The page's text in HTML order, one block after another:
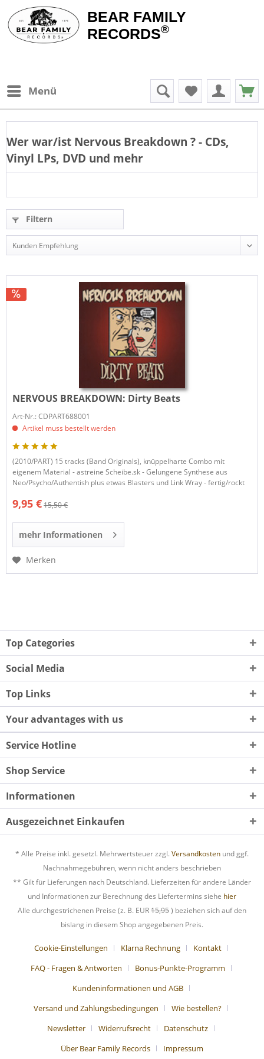
BEAR FAMILY
RECORDS®
Menü
Wer war/ist Nervous Breakdown ? - CDs,
Vinyl LPs, DVD und mehr
Filtern
NERVOUS BREAKDOWN: Dirty Beats
Art-Nr.: CDPART688001
Artikel muss bestellt werden
(2010/PART) 15 tracks (Band Originals), knüppelharte Combo mit
eigenem Material - astreine Scheibe.sk - Gelungene Synthese aus
Neo/Psycho/Authentish plus etwas Blasters und Link Wray - fertig/rockt
9,95 €15,50 €
mehr Informationen
Merken
Top Categories
Social Media
Top Links
Your advantages with us
Service Hotline
Shop Service
Informationen
Ausgezeichnet Einkaufen
* Alle Preise inkl. gesetzl. Mehrwertsteuer zzgl. Versandkosten und ggf.
Nachnahmegebühren, wenn nicht anders beschrieben
** Gilt für Lieferungen nach Deutschland. Lieferzeiten für andere Länder
und Informationen zur Berechnung des Liefertermins siehe hier
Alle durchgestrichenen Preise (z. B. EUR15,95) beziehen sich auf den
bislang in diesem Shop angegebenen Preis.
Cookie-Einstellungen Klarna Rechnung
Kontakt
FAQ - Fragen & Antworten
Bonus-Punkte-Programm
Kundeninformationen und AGB
Versand und Zahlungsbedingungen
Wie bestellen?
Newsletter
Widerrufsrecht
Datenschutz
Über Bear Family Records
Impressum